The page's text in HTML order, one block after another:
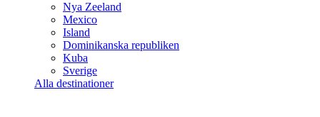
Nya Zeeland
Mexico
Island
Dominikanska republiken
Kuba
Sverige
Alla destinationer